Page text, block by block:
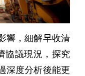
響，細解早收清
協議現況，探究
深度分析後能更